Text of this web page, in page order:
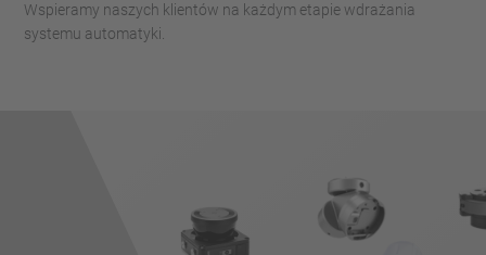
Wspieramy naszych klientów na każdym etapie wdrażania
systemu automatyki.